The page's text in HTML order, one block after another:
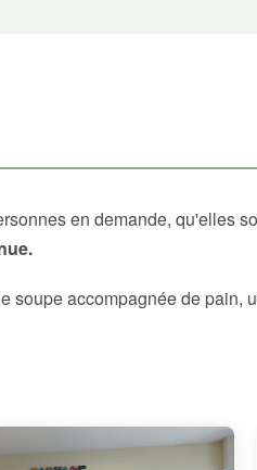
en demande, qu'elles
accompagnée de pain,